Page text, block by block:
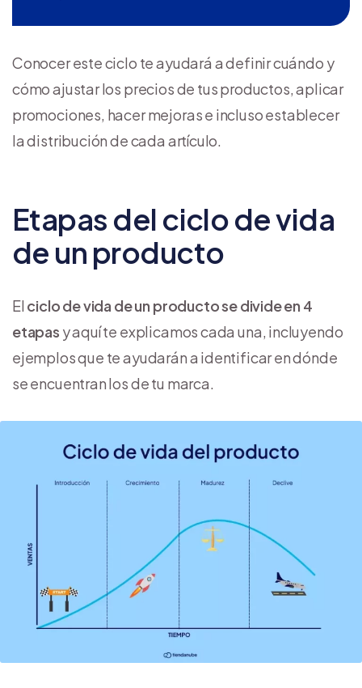
Conocer este ciclo te ayudará a definir cuándo y
cómo ajustar los precios de tus productos, aplicar
promociones, hacer mejoras e incluso establecer
la distribución de cada artículo.
Etapas del ciclo de vida
de un producto
El ciclo de vida de un producto se divide en 4
etapas y aquí te explicamos cada una, incluyendo
ejemplos que te ayudarán a identificar en dónde
se encuentran los de tu marca.